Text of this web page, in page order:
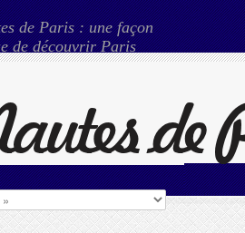
de Paris : une façon
de découvrir Paris